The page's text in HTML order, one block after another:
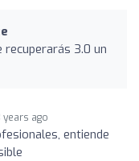
recuperarás 3.0 un
years ago
entiende